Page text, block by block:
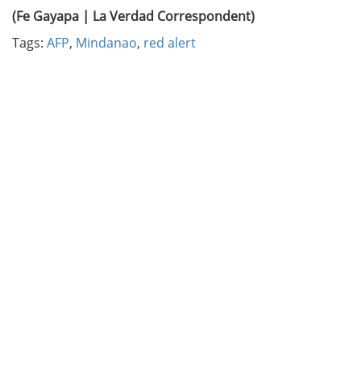
(Fe Gayapa | La Verdad Correspondent)
Tags: AFP, Mindanao, red alert